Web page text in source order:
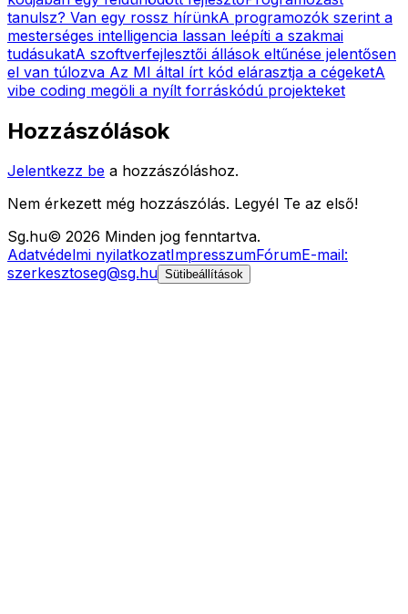
tanulsz? Van egy rossz hírünkA programozók szerint a
mesterséges intelligencia lassan leépíti a szakmai
tudásukatA szoftverfejlesztői állások eltűnése jelentősen
el van túlozva Az MI által írt kód elárasztja a cégeketA
vibe coding megöli a nyílt forráskódú projekteket
Hozzászólások
Jelentkezz be a hozzászóláshoz.
Nem érkezett még hozzászólás. Legyél Te az első!
Sg.hu© 2026 Minden jog fenntartva.
Adatvédelmi nyilatkozatImpresszumFórumE-mail:
szerkesztoseg@sg.hu Sütibeállítások